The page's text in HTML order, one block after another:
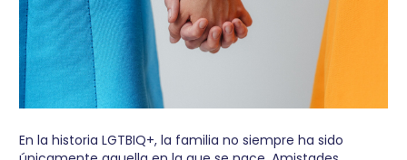
En la historia LGTBIQ+, la familia no siempre ha sido